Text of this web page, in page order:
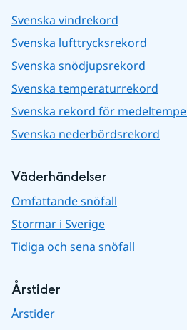
Svenska vindrekord
Svenska lufttrycksrekord
Svenska snödjupsrekord
Svenska temperaturrekord
Svenska rekord för
Svenska nederbördsrekord
Väderhändelser
Omfattande snöfall
Stormar i Sverige
Tidiga och sena snöfall
Årstider
Årstider